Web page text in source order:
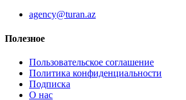
agency@turan.az
Полезное
Пользовательское соглашение
Политика конфиденциальности
Подписка
О нас